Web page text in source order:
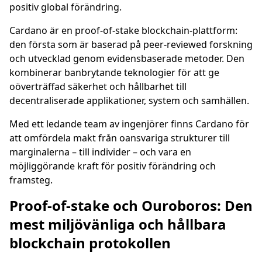
positiv global förändring.
Cardano är en proof-of-stake blockchain-plattform:
den första som är baserad på peer-reviewed forskning
och utvecklad genom evidensbaserade metoder. Den
kombinerar banbrytande teknologier för att ge
oöverträffad säkerhet och hållbarhet till
decentraliserade applikationer, system och samhällen.
Med ett ledande team av ingenjörer finns Cardano för
att omfördela makt från oansvariga strukturer till
marginalerna – till individer – och vara en
möjliggörande kraft för positiv förändring och
framsteg.
Proof-of-stake och Ouroboros: Den
mest miljövänliga och hållbara
blockchain protokollen